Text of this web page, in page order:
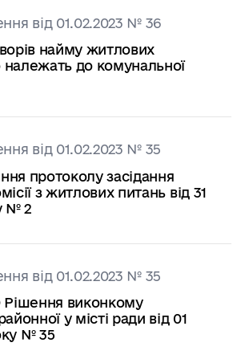
від 01.02.2023 № 36
найму житлових
до комунальної
від 01.02.2023 № 35
протоколу засідання
з житлових питань від 31
№ 2
від 01.02.2023 № 35
виконкому
у місті ради від 01
№ 35